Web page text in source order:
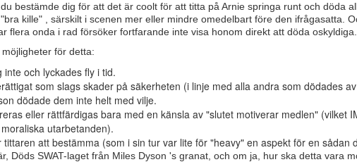
bestämde dig för att det är coolt för att titta på Arnie springa runt och döda
kille" , särskilt i scenen mer eller mindre omedelbart före den ifrågasatta.
flera onda i rad försöker fortfarande inte visa honom direkt att döda oskyldiga.
för detta:
inte och lyckades fly i tid.
som slags skader på säkerheten (i linje med alla andra som dödades
dödade dem inte helt med vilje.
eller rättfärdigas bara med en känsla av "slutet motiverar medlen" (vilket
utarbetanden).
tittaren att bestämma (som i sin tur var lite för "heavy" en aspekt för en sådan
Döds SWAT-laget från Miles Dyson 's granat, och om ja, hur ska detta vara